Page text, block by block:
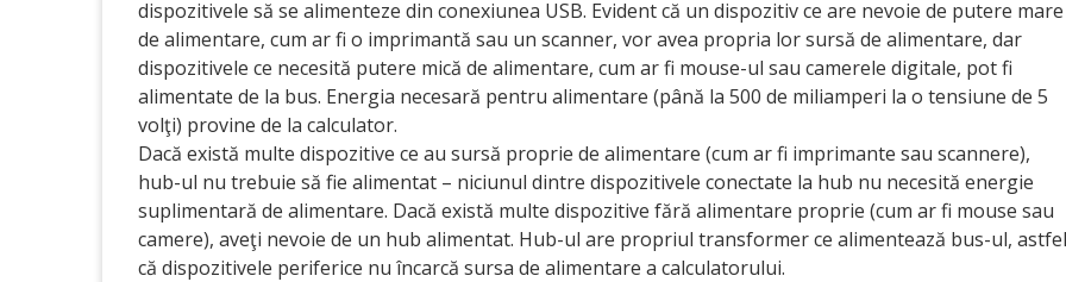
dispozitivele să se alimenteze din conexiunea USB. Evident că un dispozitiv ce are nevoie de putere mare
de alimentare, cum ar fi o imprimantă sau un scanner, vor avea propria lor sursă de alimentare, dar
dispozitivele ce necesită putere mică de alimentare, cum ar fi mouse-ul sau camerele digitale, pot fi
alimentate de la bus. Energia necesară pentru alimentare (până la 500 de miliamperi la o tensiune de 5
volţi) provine de la calculator.
Dacă există multe dispozitive ce au sursă proprie de alimentare (cum ar fi imprimante sau scannere),
hub-ul nu trebuie să fie alimentat – niciunul dintre dispozitivele conectate la hub nu necesită energie
suplimentară de alimentare. Dacă există multe dispozitive fără alimentare proprie (cum ar fi mouse sau
camere), aveţi nevoie de un hub alimentat. Hub-ul are propriul transformer ce alimentează bus-ul, astfel
că dispozitivele periferice nu încarcă sursa de alimentare a calculatorului.